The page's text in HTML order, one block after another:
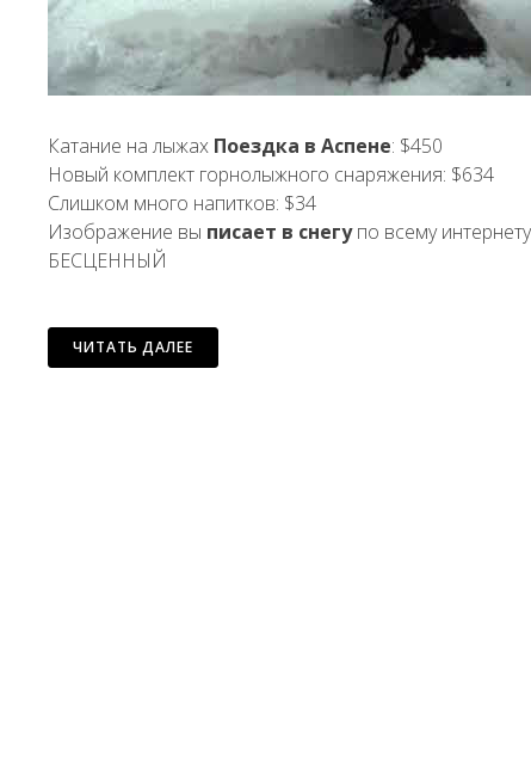
Катание на лыжах Поездка в Аспене: $450
Новый комплект горнолыжного снаряжения: $634
Слишком много напитков: $34
Изображение вы писает в снегупо всему
БЕСЦЕННЫЙ
ЧИТАТЬ ДАЛЕЕ